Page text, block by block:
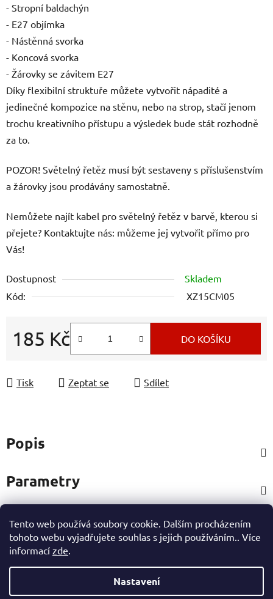
Tento web používá soubory cookie. Dalším procházením
tohoto webu vyjadřujete souhlas s jejich používáním.. Více
informací zde.
Nastavení
- Stropní baldachýn
- E27 objímka
- Nástěnná svorka
- Koncová svorka
- Žárovky se závitem E27
Díky flexibilní struktuře můžete vytvořit nápadité a
jedinečné kompozice na stěnu, nebo na strop, stačí jenom
trochu kreativního přístupu a výsledek bude stát rozhodně
za to.
POZOR! Světelný řetěz musí být sestaveny s příslušenstvím
a žárovky jsou prodávány samostatně.
Nemůžete najít kabel pro světelný řetěz v barvě, kterou si
přejete? Kontaktujte nás: můžeme jej vytvořit přímo pro
Vás!
Dostupnost
Skladem
Kód:
XZ15CM05
185 Kč DO KOŠÍKU
Tisk Zeptat se Sdílet
Popis
Parametry
Hodnocení
Ostatní informace